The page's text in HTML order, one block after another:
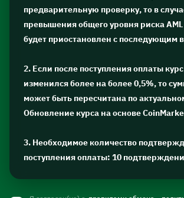
предварительную проверку, то в
превышения общего уровня риска
будет приостановлен с последующим
2. Если после поступления оплаты
изменился более на более 0,5%, то
может быть пересчитана по
Обновление курса на основе
3. Необходимое количество
поступления оплаты: 10